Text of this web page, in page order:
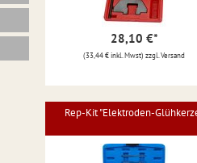
28,10 €*
(33,44 € inkl. Mwst) zzgl. Versand
Rep-Kit "Elektroden-